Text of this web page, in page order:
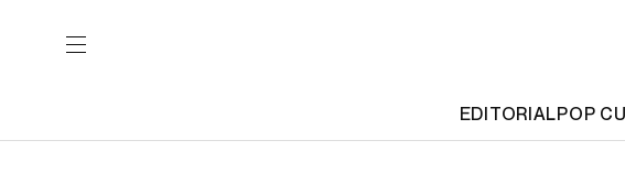
EDITORIALPOP